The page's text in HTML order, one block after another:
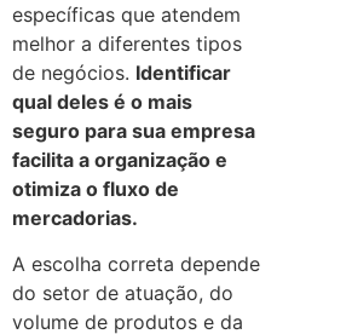
específicas que atendem
melhor a diferentes tipos
de negócios. Identificar
qual deles é o mais
seguro para sua empresa
facilita a organização e
otimiza o fluxo de
mercadorias.
A escolha correta depende
do setor de atuação, do
volume de produtos e da